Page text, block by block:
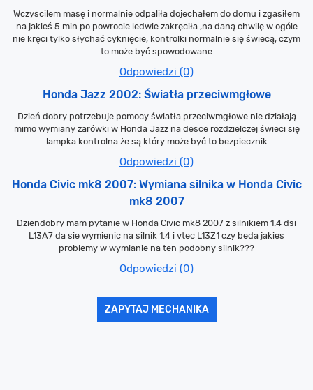
Wczyscilem masę i normalnie odpaliła dojechałem do domu i zgasiłem
na jakieś 5 min po powrocie ledwie zakręciła ,na daną chwilę w ogóle
nie kręci tylko słychać cyknięcie, kontrolki normalnie się świecą, czym
to może być spowodowane
Odpowiedzi (0)
Honda Jazz 2002: Światła przeciwmgłowe
Dzień dobry potrzebuje pomocy światła przeciwmgłowe nie działają
mimo wymiany żarówki w Honda Jazz na desce rozdzielczej świeci się
lampka kontrolna że są który może być to bezpiecznik
Odpowiedzi (0)
Honda Civic mk8 2007: Wymiana silnika w Honda Civic
mk8 2007
Dziendobry mam pytanie w Honda Civic mk8 2007 z silnikiem 1.4 dsi
L13A7 da sie wymienic na silnik 1.4 i vtec L13Z1 czy beda jakies
problemy w wymianie na ten podobny silnik???
Odpowiedzi (0)
ZAPYTAJ MECHANIKA